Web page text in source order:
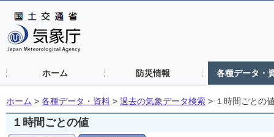
ホーム 防災情報 各種データ・
ホーム > 各種データ・資料 > 過去の気象データ検索 > １時間ごとの
１時間ごとの値